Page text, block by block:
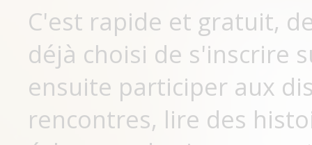
C'est rapide et gratuit,
déjà choisi de s'inscrire
ensuite participer aux
rencontres, lire des